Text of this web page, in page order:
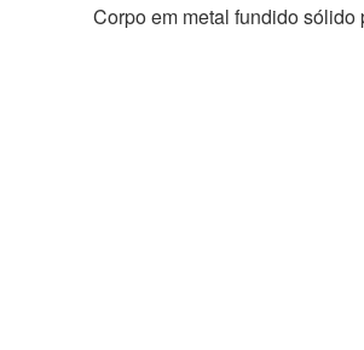
Corpo em metal fundido